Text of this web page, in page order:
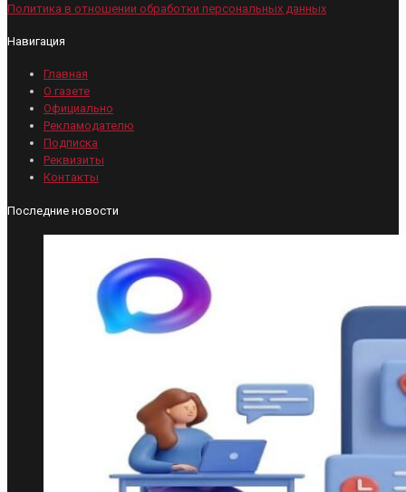
Политика в отношении обработки персональных данных
Навигация
Главная
О газете
Официально
Рекламодателю
Подписка
Реквизиты
Контакты
Последние новости